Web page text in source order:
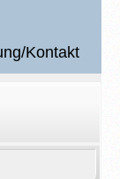
Kontakt